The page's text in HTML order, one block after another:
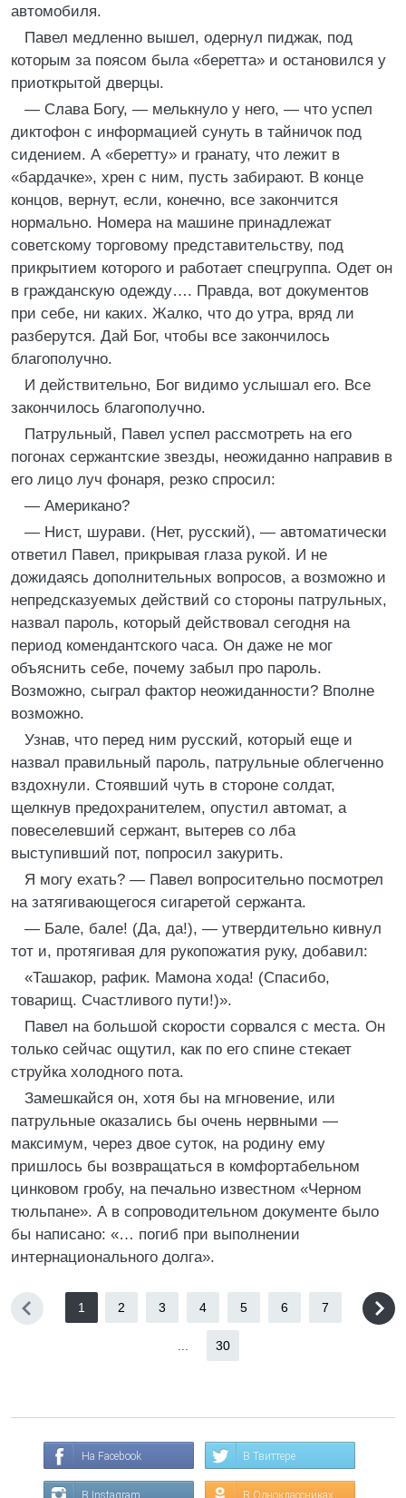
автомобиля.
Павел медленно вышел, одернул пиджак, под
которым за поясом была «беретта» и остановился у
приоткрытой дверцы.
— Слава Богу, — мелькнуло у него, — что успел
диктофон с информацией сунуть в тайничок под
сидением. А «беретту» и гранату, что лежит в
«бардачке», хрен с ним, пусть забирают. В конце
концов, вернут, если, конечно, все закончится
нормально. Номера на машине принадлежат
советскому торговому представительству, под
прикрытием которого и работает спецгруппа. Одет он
в гражданскую одежду…. Правда, вот документов
при себе, ни каких. Жалко, что до утра, вряд ли
разберутся. Дай Бог, чтобы все закончилось
благополучно.
И действительно, Бог видимо услышал его. Все
закончилось благополучно.
Патрульный, Павел успел рассмотреть на его
погонах сержантские звезды, неожиданно направив в
его лицо луч фонаря, резко спросил:
— Американо?
— Нист, шурави. (Нет, русский), — автоматически
ответил Павел, прикрывая глаза рукой. И не
дожидаясь дополнительных вопросов, а возможно и
непредсказуемых действий со стороны патрульных,
назвал пароль, который действовал сегодня на
период комендантского часа. Он даже не мог
объяснить себе, почему забыл про пароль.
Возможно, сыграл фактор неожиданности? Вполне
возможно.
Узнав, что перед ним русский, который еще и
назвал правильный пароль, патрульные облегченно
вздохнули. Стоявший чуть в стороне солдат,
щелкнув предохранителем, опустил автомат, а
повеселевший сержант, вытерев со лба
выступивший пот, попросил закурить.
Я могу ехать? — Павел вопросительно посмотрел
на затягивающегося сигаретой сержанта.
— Бале, бале! (Да, да!), — утвердительно кивнул
тот и, протягивая для рукопожатия руку, добавил:
«Ташакор, рафик. Мамона хода! (Спасибо,
товарищ. Счастливого пути!)».
Павел на большой скорости сорвался с места. Он
только сейчас ощутил, как по его спине стекает
струйка холодного пота.
Замешкайся он, хотя бы на мгновение, или
патрульные оказались бы очень нервными —
максимум, через двое суток, на родину ему
пришлось бы возвращаться в комфортабельном
цинковом гробу, на печально известном «Черном
тюльпане». А в сопроводительном документе было
бы написано: «… погиб при выполнении
интернационального долга».
1 2 3 4 5 6 7
30
На Facebook В Твиттере
В Instagram В Одноклассниках